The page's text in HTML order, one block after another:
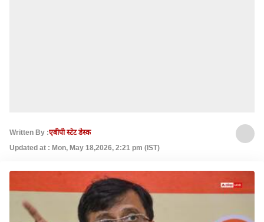
Written By :एबीपी स्टेट डेस्क
Updated at : Mon, May 18,2026, 2:21 pm (IST)